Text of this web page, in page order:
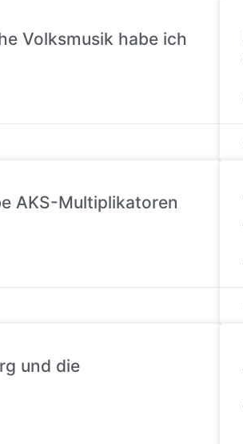
Volksmusik habe ich
AKS-Multiplikatoren
und die